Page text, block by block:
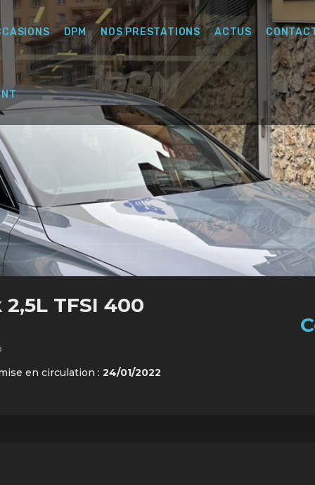
DPM NOS PRESTATIONS ACTUS
TFSI 400
en circulation : 24/01/2022